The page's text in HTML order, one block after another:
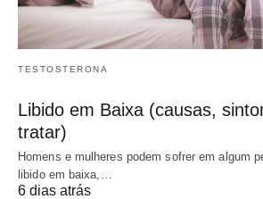
TESTOSTERONA
Libido em Baixa (causas,
tratar)
Homens e mulheres podem sofrer em algum
libido em baixa,…
6 dias atrás